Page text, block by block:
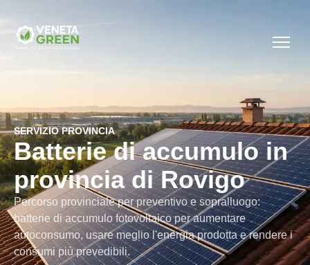
SERVIZIO PROVINCIA
Batterie di accumulo in
provincia di Rovigo
Percorso provinciale per preventivo e sopralluogo:
batterie di accumulo fotovoltaico per aumentare
autoconsumo, usare meglio l'energia prodotta e rendere i
consumi più prevedibili.